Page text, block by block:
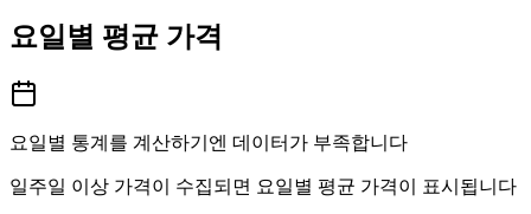
요일별 평균 가격
요일별 통계를 계산하기엔 데이터가 부족합니다
일주일 이상 가격이 수집되면 요일별 평균 가격이 표시됩니다